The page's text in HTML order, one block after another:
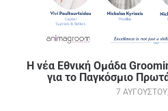
Η νέα Εθνική Ομάδα
για το Παγκόσμιο
7